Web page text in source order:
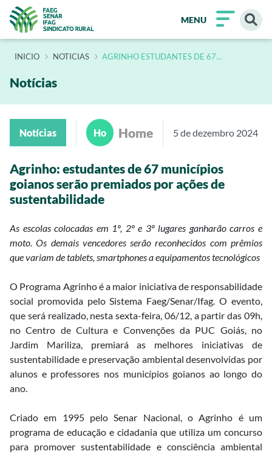
MENU
INÍCIO NOTICIAS AGRINHO ESTUDANTES DE 67
Notícias
Notícias Ho Home 5 de dezembro 2024
Agrinho: estudantes de 67 municípios
goianos serão premiados por ações de
sustentabilidade
As escolas colocadas em 1º, 2º e 3º lugares ganharão carros e
moto. Os demais vencedores serão reconhecidos com prêmios
que variam de tablets, smartphones a equipamentos tecnológicos
O Programa Agrinho é a maior iniciativa de responsabilidade
social promovida pelo Sistema Faeg/Senar/Ifag. O evento,
que será realizado, nesta sexta-feira, 06/12, a partir das 09h,
no Centro de Cultura e Convenções da PUC Goiás, no
Jardim Mariliza, premiará as melhores iniciativas de
sustentabilidade e preservação ambiental desenvolvidas por
alunos e professores nos municípios goianos ao longo do
ano.
Criado em 1995 pelo Senar Nacional, o Agrinho é um
programa de educação e cidadania que utiliza um concurso
para promover sustentabilidade e consciência ambiental